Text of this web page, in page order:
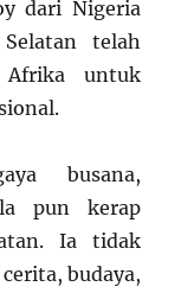
dari Nigeria
telah
untuk
busana,
pun kerap
Ia tidak
budaya,